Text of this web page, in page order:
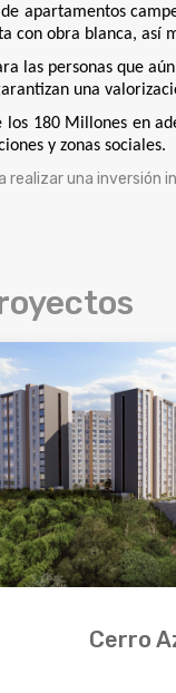
apartamentos
con obra blanca, así
las personas que
una
180 Millones en
y zonas sociales.
una inversión
Cerro